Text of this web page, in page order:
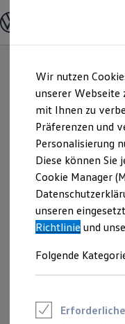
Hauptinhalt
springen
Footer
springen
Modelle und
Modelle
Elektroautos
ENERGY
Nutzfahrzeuge
SUV und CUV
Familienautos
Kombis
Sportwagen
Schnell verfügbare
Angebote und
Aktuelle
E-Auto-
Volkswagen
Junge
Wir nutzen
unserer Webseite
mit Ihnen zu
Präferenzen und
Personalisierung
Diese können
Cookie Manager
unseren
Richtlinie und
Folgende